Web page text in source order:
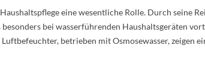
eine wesentliche Rolle. Durch seine
besonders bei wasserführenden Haushaltsgeräten
betrieben mit Osmosewasser, zeigen